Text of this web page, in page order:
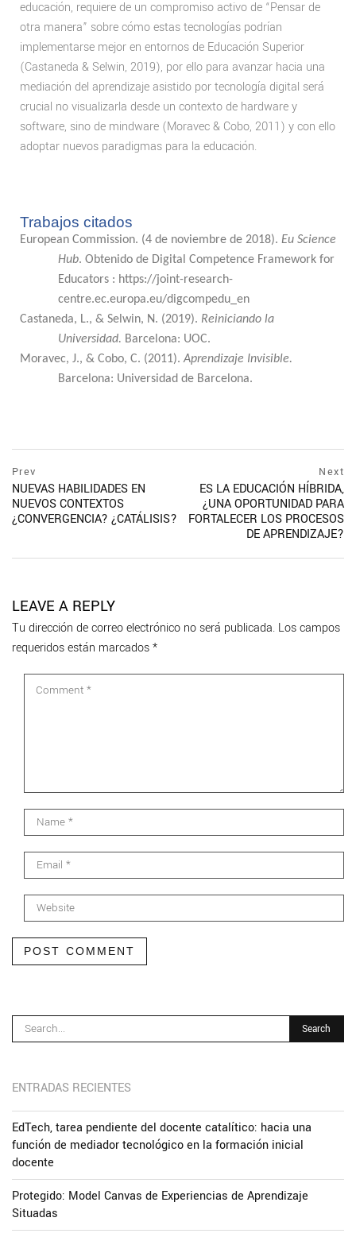
educación, requiere de un compromiso activo de “Pensar de
otra manera” sobre cómo estas tecnologías podrían
implementarse mejor en entornos de Educación Superior
(Castaneda & Selwin, 2019), por ello para avanzar hacia una
mediación del aprendizaje asistido por tecnología digital será
crucial no visualizarla desde un contexto de hardware y
software, sino de mindware (Moravec & Cobo, 2011) y con ello
adoptar nuevos paradigmas para la educación.
Trabajos citados
European Commission. (4 de noviembre de 2018). Eu Science
Hub. Obtenido de Digital Competence Framework for
Educators : https://joint-research-
centre.ec.europa.eu/digcompedu_en
Castaneda, L., & Selwin, N. (2019). Reiniciando la
Universidad. Barcelona: UOC.
Moravec, J., & Cobo, C. (2011).Aprendizaje Invisible.
Barcelona: Universidad de Barcelona.
Prev
NUEVAS HABILIDADES EN
NUEVOS CONTEXTOS
¿CONVERGENCIA? ¿CATÁLISIS?
Next
ES LA EDUCACIÓN HÍBRIDA,
¿UNA OPORTUNIDAD PARA
FORTALECER LOS PROCESOS
DE APRENDIZAJE?
LEAVE A REPLY
Tu dirección de correo electrónico no será publicada. Los campos
requeridos están marcados*
POST COMMENT
ENTRADAS RECIENTES
EdTech, tarea pendiente del docente catalítico: hacia una
función de mediador tecnológico en la formación inicial
docente
Protegido: Model Canvas de Experiencias de Aprendizaje
Situadas